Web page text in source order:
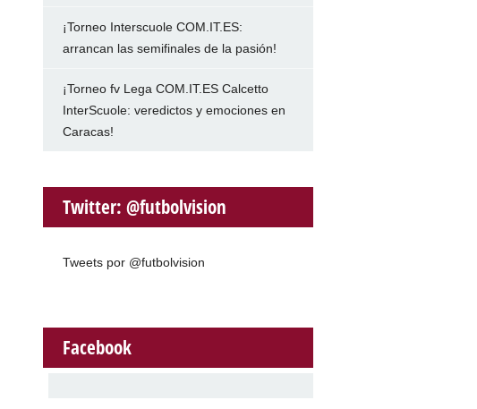
¡Torneo Interscuole COM.IT.ES:
arrancan las semifinales de la pasión!
¡Torneo fv Lega COM.IT.ES Calcetto
InterScuole: veredictos y emociones en
Caracas!
Twitter: @futbolvision
Tweets por @futbolvision
Facebook